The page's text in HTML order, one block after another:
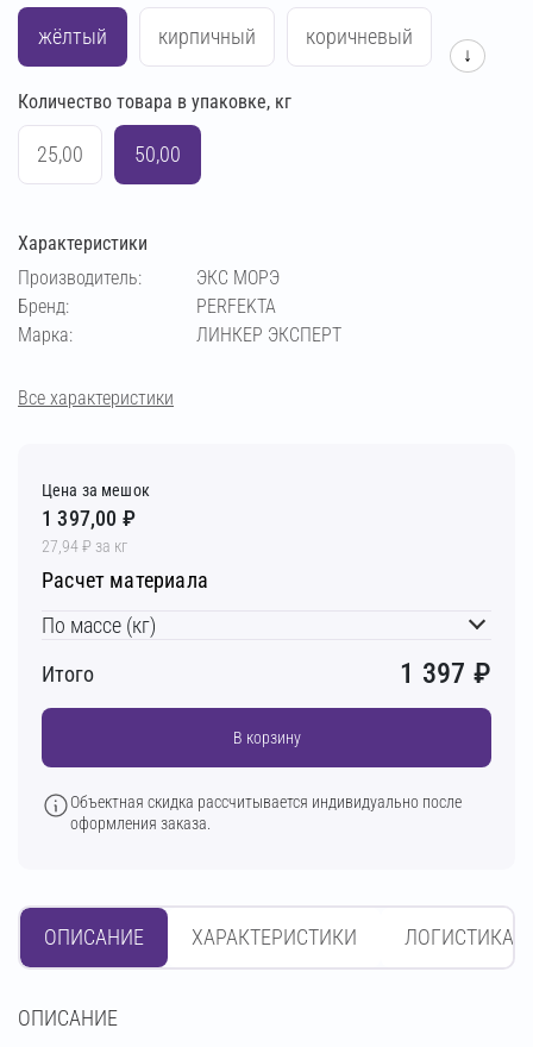
жёлтый кирпичный коричневый
красный кремово-бежевый
кремово-жёлтый
кремовый
светло-коричневый светло-серый
серебристо-серый
шоколадный
↓
Количество товара в упаковке, кг
25,00 50,00
Характеристики
Производитель:
ЭКС МОРЭ
Бренд:
PERFEKTA
Марка:
ЛИНКЕР ЭКСПЕРТ
Все характеристики
Цена за мешок
1 397,00 ₽
27,94 ₽ за кг
Расчет материала
По массе (кг)
Итого
1 397 ₽
В корзину
Объектная скидка рассчитывается индивидуально после
оформления заказа.
ОПИСАНИЕ ХАРАКТЕРИСТИКИ ЛОГИСТИКА
OПИСАНИЕ